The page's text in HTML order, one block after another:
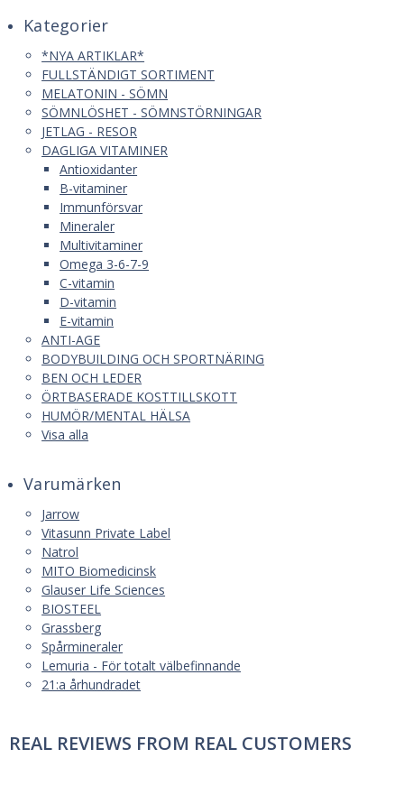
Kategorier
*NYA ARTIKLAR*
FULLSTÄNDIGT SORTIMENT
MELATONIN - SÖMN
SÖMNLÖSHET - SÖMNSTÖRNINGAR
JETLAG - RESOR
DAGLIGA VITAMINER
Antioxidanter
B-vitaminer
Immunförsvar
Mineraler
Multivitaminer
Omega 3-6-7-9
C-vitamin
D-vitamin
E-vitamin
ANTI-AGE
BODYBUILDING OCH SPORTNÄRING
BEN OCH LEDER
ÖRTBASERADE KOSTTILLSKOTT
HUMÖR/MENTAL HÄLSA
Visa alla
Varumärken
Jarrow
Vitasunn Private Label
Natrol
MITO Biomedicinsk
Glauser Life Sciences
BIOSTEEL
Grassberg
Spårmineraler
Lemuria - För totalt välbefinnande
21:a århundradet
REAL REVIEWS FROM REAL CUSTOMERS